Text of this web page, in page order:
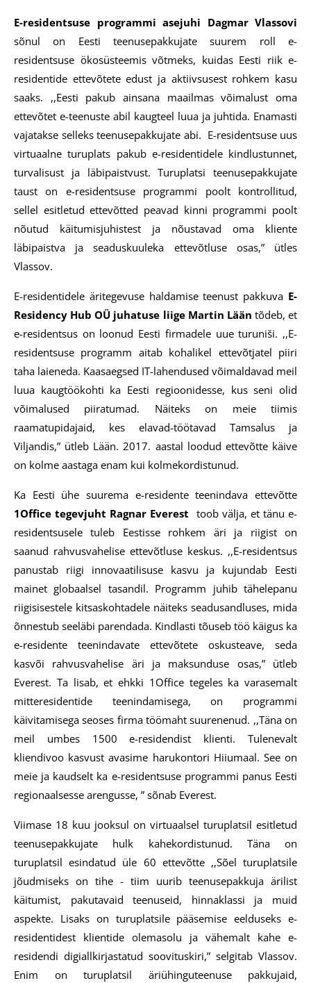
E-residentsuse programmi asejuhi Dagmar Vlassovi
sõnul on Eesti teenusepakkujate suurem roll e-
residentsuse ökosüsteemis võtmeks, kuidas Eesti riik e-
residentide ettevõtete edust ja aktiivsusest rohkem kasu
saaks. ,,Eesti pakub ainsana maailmas võimalust oma
ettevõtet e-teenuste abil kaugteel luua ja juhtida. Enamasti
vajatakse selleks teenusepakkujate abi. E-residentsuse uus
virtuaalne turuplats pakub e-residentidele kindlustunnet,
turvalisust ja läbipaistvust. Turuplatsi teenusepakkujate
taust on e-residentsuse programmi poolt kontrollitud,
sellel esitletud ettevõtted peavad kinni programmi poolt
nõutud käitumisjuhistest ja nõustavad oma kliente
läbipaistva ja seaduskuuleka ettevõtluse osas,” ütles
Vlassov.
E-residentidele äritegevuse haldamise teenust pakkuva E-
Residency Hub OÜ juhatuse liige Martin Lään tõdeb, et
e-residentsus on loonud Eesti firmadele uue turuniši. ,,E-
residentsuse programm aitab kohalikel ettevõtjatel piiri
taha laieneda. Kaasaegsed IT-lahendused võimaldavad meil
luua kaugtöökohti ka Eesti regioonidesse, kus seni olid
võimalused piiratumad. Näiteks on meie tiimis
raamatupidajaid, kes elavad-töötavad Tamsalus ja
Viljandis,” ütleb Lään. 2017. aastal loodud ettevõtte käive
on kolme aastaga enam kui kolmekordistunud.
Ka Eesti ühe suurema e-residente teenindava ettevõtte
1Office tegevjuht Ragnar Everest toob välja, et tänu e-
residentsusele tuleb Eestisse rohkem äri ja riigist on
saanud rahvusvahelise ettevõtluse keskus. ,,E-residentsus
panustab riigi innovaatilisuse kasvu ja kujundab Eesti
mainet globaalsel tasandil. Programm juhib tähelepanu
riigisisestele kitsaskohtadele näiteks seadusandluses, mida
õnnestub seeläbi parendada. Kindlasti tõuseb töö käigus ka
e-residente teenindavate ettevõtete oskusteave, seda
kasvõi rahvusvahelise äri ja maksunduse osas,” ütleb
Everest. Ta lisab, et ehkki 1Office tegeles ka varasemalt
mitteresidentide teenindamisega, on programmi
käivitamisega seoses firma töömaht suurenenud. ,,Täna on
meil umbes 1500 e-residendist klienti. Tulenevalt
kliendivoo kasvust avasime harukontori Hiiumaal. See on
meie ja kaudselt ka e-residentsuse programmi panus Eesti
regionaalsesse arengusse, ” sõnab Everest.
Viimase 18 kuu jooksul on virtuaalsel turuplatsil esitletud
teenusepakkujate hulk kahekordistunud. Täna on
turuplatsil esindatud üle 60 ettevõtte ,,Sõel turuplatsile
jõudmiseks on tihe - tiim uurib teenusepakkuja ärilist
käitumist, pakutavaid teenuseid, hinnaklassi ja muid
aspekte. Lisaks on turuplatsile pääsemise eelduseks e-
residentidest klientide olemasolu ja vähemalt kahe e-
residendi digiallkirjastatud soovituskiri,” selgitab Vlassov.
Enim on turuplatsil äriühinguteenuse pakkujaid,